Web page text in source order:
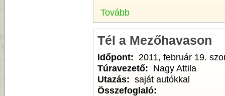
Tovább
Tél a Mezőhavason
Időpont: 2011, február 19.
Túravezető: Nagy Attila
Utazás: saját autókkal
Összefoglaló: